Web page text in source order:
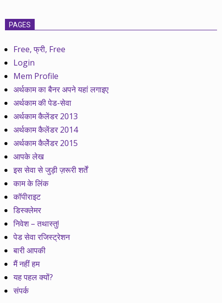
PAGES
Free, फ्री, Free
Login
Mem Profile
अर्थकाम का बैनर अपने यहां लगाइए
अर्थकाम की पेड-सेवा
अर्थकाम कैलेंडर 2013
अर्थकाम कैलेंडर 2014
अर्थकाम कैलेेंडर 2015
आपके लेख
इस सेवा से जुड़ी ज़रूरी शर्तें
काम के लिंक
कॉपीराइट
डिस्क्लेमर
निवेश – तथास्तु!
पेड सेवा रजिस्ट्रेशन
बारी आपकी
मैं नहीं हम
यह पहल क्यों?
संपर्क